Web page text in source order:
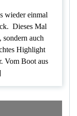
wieder einmal
Dieses Mal
auch
Highlight
Vom Boot aus